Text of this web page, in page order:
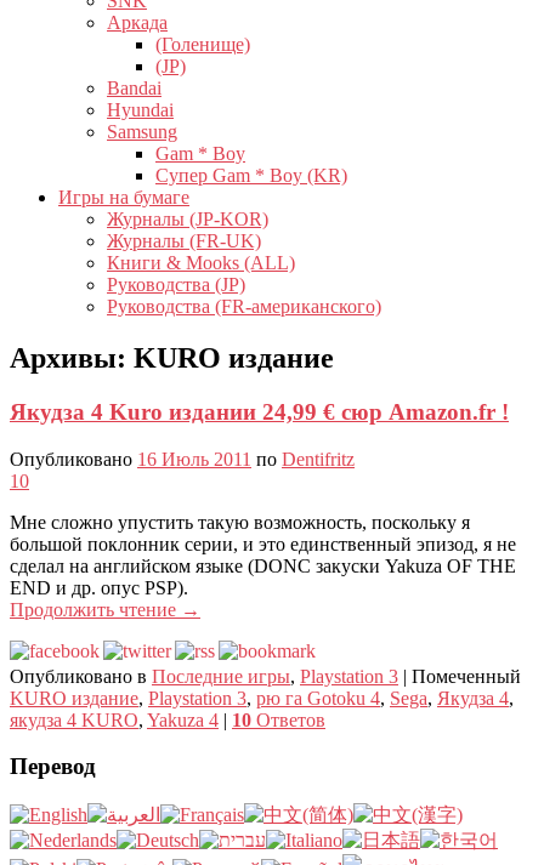
Аркада
(Голенище)
(JP)
Bandai
Hyundai
Samsung
Gam * Boy
Супер Gam * Boy (KR)
Игры на бумаге
Журналы (JP-KOR)
Журналы (FR-UK)
Книги & Mooks (ALL)
Руководства (JP)
Руководства (FR-американского)
Архивы: KURO издание
Якудза 4 Kuro издании 24,99 € сюр Amazon.fr !
Опубликовано 16 Июль 2011 по Dentifritz
10
Мне сложно упустить такую ​​возможность, поскольку я
большой поклонник серии, и это единственный эпизод, я не
сделал на английском языке (DONC закуски Yakuza OF THE
END и др. опус PSP).
Продолжить чтение →
Опубликовано в Последние игры, Playstation 3 | Помеченный
KURO издание, Playstation 3, рю га Gotoku 4, Sega, Якудза 4,
якудза 4 KURO, Yakuza 4 | 10 Ответов
Перевод